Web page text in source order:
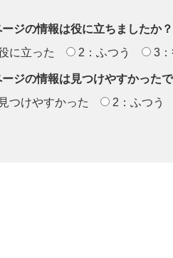
ージの情報は役に立ちましたか？
に立った
2：ふつう 3
ージの情報は見つけやすかった
つけやすかった
2：ふつう